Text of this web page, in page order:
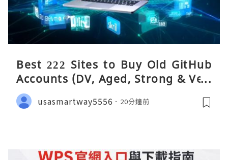
Best 222 Sites to Buy Old GitHub
Accounts (DV, Aged, Strong & Veri
fied)
usasmartway5556 20分鐘前